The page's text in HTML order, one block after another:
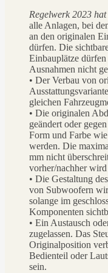
Regelwerk 2023
alle Anlagen, bei
an den originalen
dürfen. Die
Einbauplätze
Ausnahmen nicht
• Der Verbau von
gleichen
• Die originalen
geändert oder
Form und Farbe
werden. Die
mm nicht
vorher/nachher
• Die Gestaltung
von Subwoofern
solange im
Komponenten
• Ein Austausch
zugelassen. Das
Originalposition
Bedienteil oder
sein.